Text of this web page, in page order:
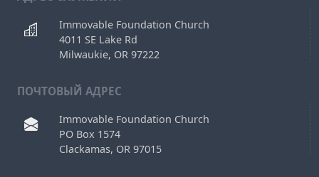
Immovable Foundation Church
4011 SE Lake Rd
Milwaukie, OR 97222
ПОЧТОВЫЙ АДРЕС
Immovable Foundation Church
PO Box 1574
Clackamas, OR 97015